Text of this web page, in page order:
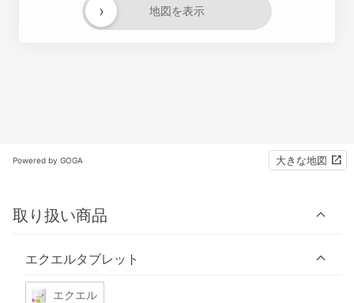
地図を表示
›
Powered by GOGA 大きな地図
取り扱い商品
エクエルタブレット
エクエル